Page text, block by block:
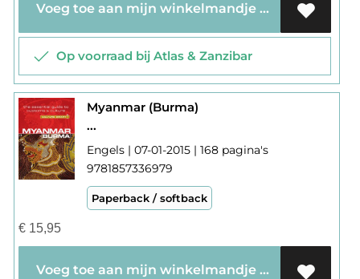
Voeg toe aan mijn winkelmandje
Op voorraad bij Atlas & Zanzibar
Myanmar (Burma)
...
Engels | 07-01-2015 | 168 pagina's
9781857336979
Paperback / softback
€15,95
Voeg toe aan mijn winkelmandje